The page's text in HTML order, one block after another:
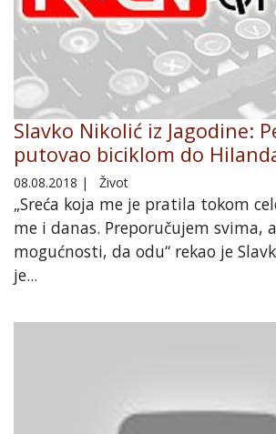
Slavko Nikolić iz Jagodine:
putovao biciklom do
08.08.2018 | Život
„Sreća koja me je pratila tokom
me i danas. Preporučujem svima,
mogućnosti, da odu“ rekao je
je...